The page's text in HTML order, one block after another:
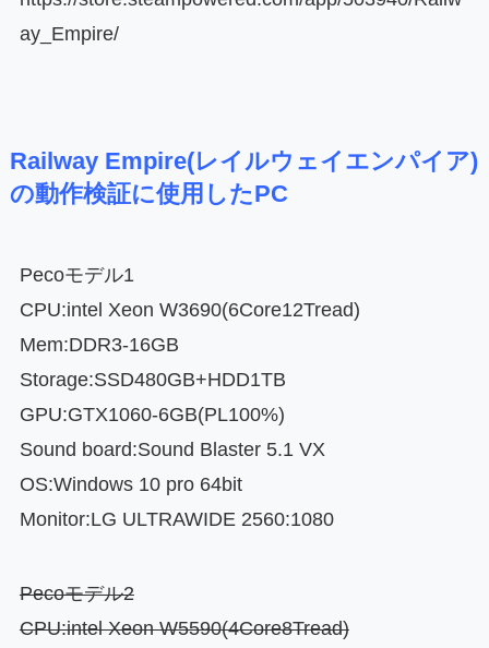
ay_Empire/
Railway Empire(レイルウェイエンパイア)
の動作検証に使用したPC
Pecoモデル1
CPU:intel Xeon W3690(6Core12Tread)
Mem:DDR3-16GB
Storage:SSD480GB+HDD1TB
GPU:GTX1060-6GB(PL100%)
Sound board:Sound Blaster 5.1 VX
OS:Windows 10 pro 64bit
Monitor:LG ULTRAWIDE 2560:1080
Pecoモデル2
CPU:intel Xeon W5590(4Core8Tread)